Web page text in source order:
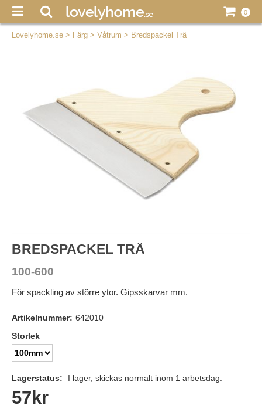
0
Lovelyhome.se > Färg > Våtrum > Bredspackel Trä
BREDSPACKEL TRÄ
100-600
För spackling av större ytor. Gipsskarvar mm.
Artikelnummer: 642010
Storlek
Lagerstatus: I lager, skickas normalt inom 1 arbetsdag.
57 kr